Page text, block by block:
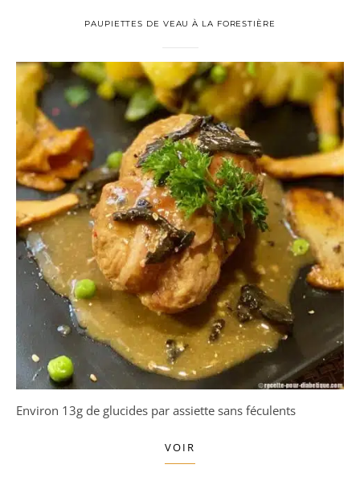
PAUPIETTES DE VEAU À LA FORESTIÈRE
Environ 13g de glucides par assiette sans féculents
VOIR